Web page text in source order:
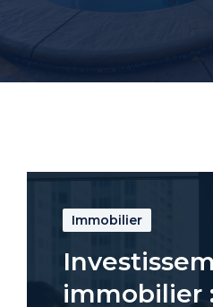
Immobilier
immobilier